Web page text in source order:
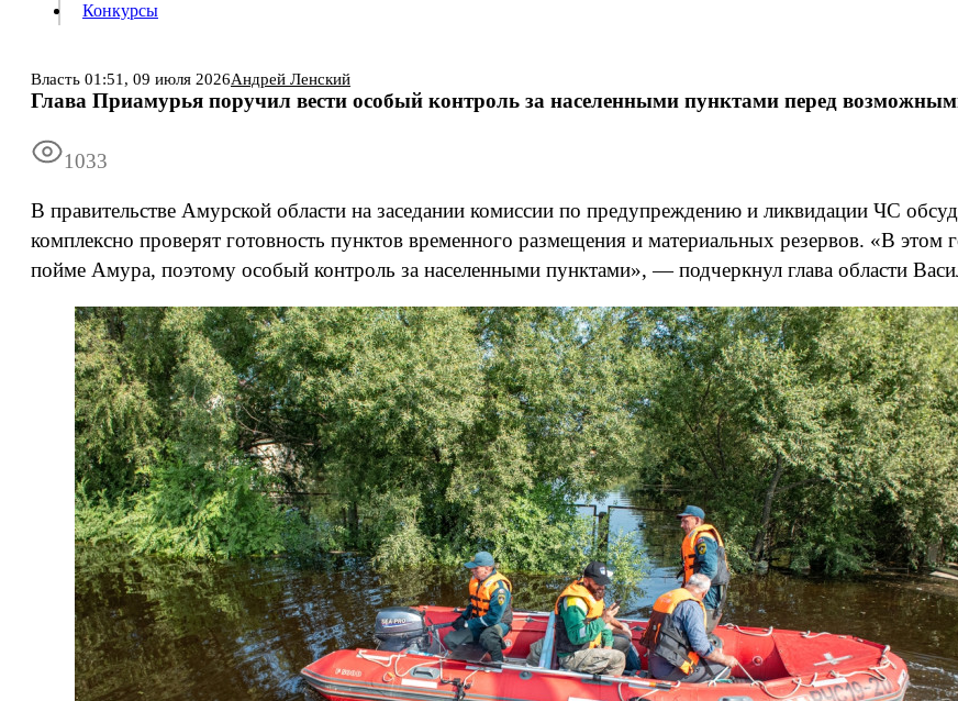
Информация
Конкурсы
Власть 01:51, 09 июля 2026Андрей Ленский
Глава Приамурья поручил вести особый контроль за населенными пунктами перед
1033
В правительстве Амурской области на заседании комиссии по предупреждению и ликвидации ЧС
комплексно проверят готовность пунктов временного размещения и материальных резервов. «В
пойме Амура, поэтому особый контроль за населенными пунктами», — подчеркнул глава области